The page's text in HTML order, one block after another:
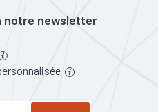
notre newsletter